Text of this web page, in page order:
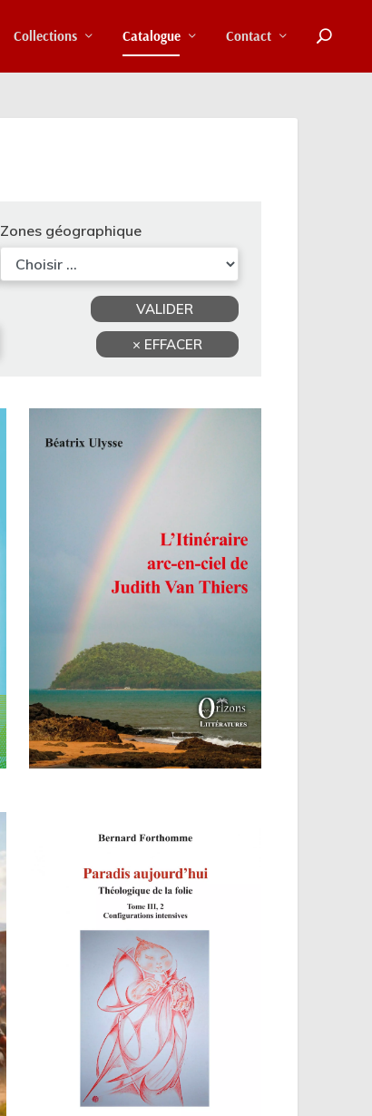
Collections Catalogue Contact
Zones géographique